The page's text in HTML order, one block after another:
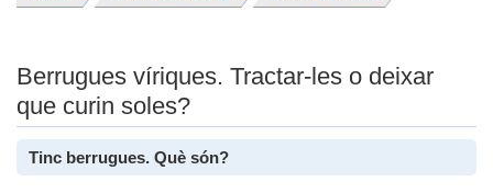
Berrugues víriques. Tractar-les o deixar
que curin soles?
Tinc berrugues. Què són?